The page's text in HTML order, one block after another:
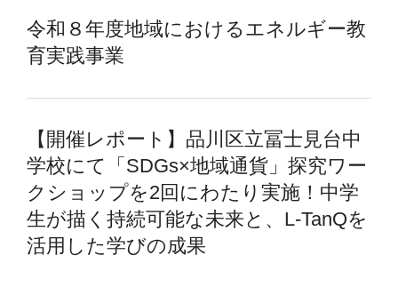
令和８年度地域におけるエネルギー教
育実践事業
【開催レポート】品川区立冨士見台中
学校にて「SDGs×地域通貨」探究ワー
クショップを2回にわたり実施！中学
生が描く持続可能な未来と、L-TanQを
活用した学びの成果